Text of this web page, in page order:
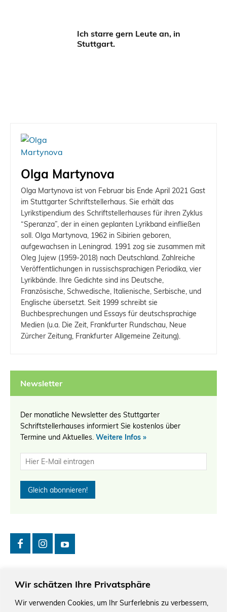
Wir schätzen Ihre Privatsphäre
Wir verwenden Cookies, um Ihr Surferlebnis zu verbessern,
Ich starre gern Leute an, in
Stuttgart.
Olga Martynova
Olga Martynova ist von Februar bis Ende April 2021 Gast
im Stuttgarter Schriftstellerhaus. Sie erhält das
Lyrikstipendium des Schriftstellerhauses für ihren Zyklus
“Speranza”, der in einen geplanten Lyrikband einfließen
soll. Olga Martynova, 1962 in Sibirien geboren,
aufgewachsen in Leningrad. 1991 zog sie zusammen mit
Oleg Jujew (1959-2018) nach Deutschland. Zahlreiche
Veröffentlichungen in russischsprachigen Periodika, vier
Lyrikbände. Ihre Gedichte sind ins Deutsche,
Französische, Schwedische, Italienische, Serbische, und
Englische übersetzt. Seit 1999 schreibt sie
Buchbesprechungen und Essays für deutschsprachige
Medien (u.a. Die Zeit, Frankfurter Rundschau, Neue
Zürcher Zeitung, Frankfurter Allgemeine Zeitung).
Newsletter
Der monatliche Newsletter des Stuttgarter
Schriftstellerhauses informiert Sie kostenlos über
Termine und Aktuelles. Weitere Infos »